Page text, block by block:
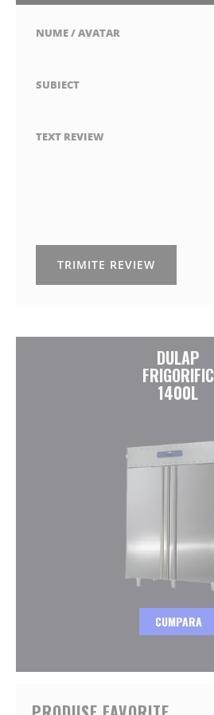
NUME / AVATAR
SUBIECT
TEXT REVIEW
TRIMITE REVIEW
DULAP
FRIGORIFIC
1400L
CUMPARA